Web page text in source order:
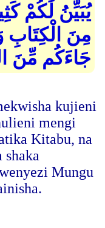
يُبَيِّنُ لَكُمْ
مِنَ الْكِتَابِ
جَاءَكُم مِّنَ
kujieni
mengi
Kitabu, na
shaka
Mungu